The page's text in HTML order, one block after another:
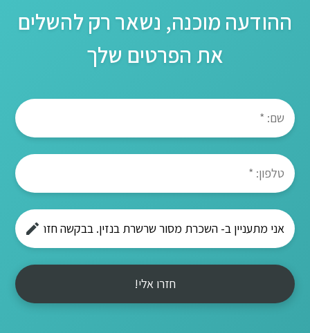
ההודעה מוכנה, נשאר רק להשלים
את הפרטים שלך
חזרו אלי!